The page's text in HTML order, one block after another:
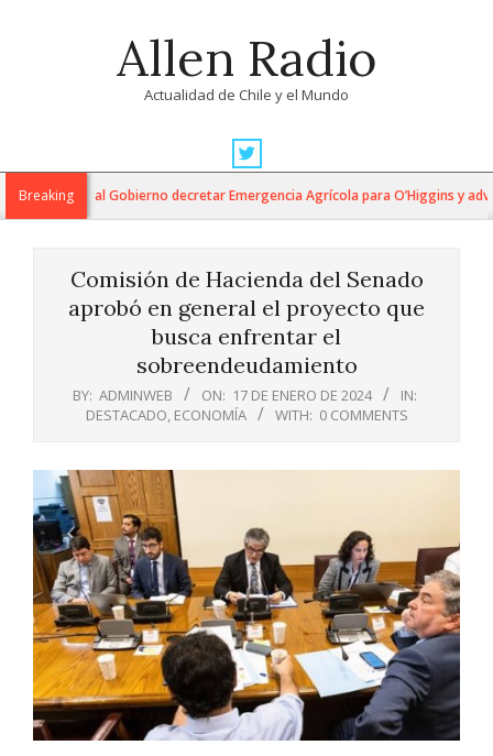
Allen Radio
Actualidad de Chile y el Mundo
Navigation
MenuBreaking
exige al Gobierno decretar Emergencia Agrícola para O’Higgins y
Comisión de Hacienda del Senado
aprobó en general el proyecto que
busca enfrentar el
sobreendeudamiento
BY: ADMINWEB ON: 17 DE ENERO DE 2024
IN:
DESTACADO, ECONOMÍA WITH: 0 COMMENTS